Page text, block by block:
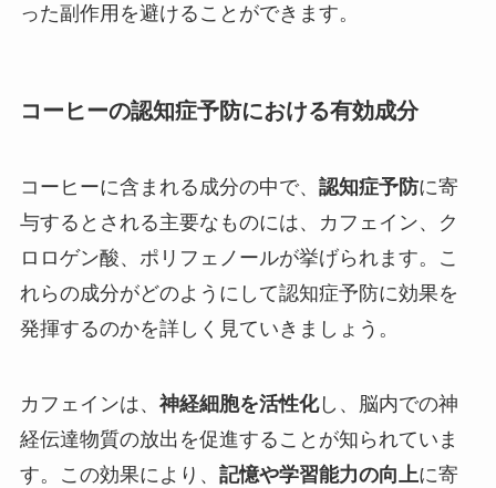
った副作用を避けることができます。
コーヒーの認知症予防における有効成分
コーヒーに含まれる成分の中で、 認知症予防に寄
与するとされる主要なものには、カフェイン、ク
ロロゲン酸、ポリフェノールが挙げられます。こ
れらの成分がどのようにして認知症予防に効果を
発揮するのかを詳しく見ていきましょう。
カフェインは、 神経細胞を活性化し、脳内での神
経伝達物質の放出を促進することが知られていま
す。この効果により、 記憶や学習能力の向上に寄